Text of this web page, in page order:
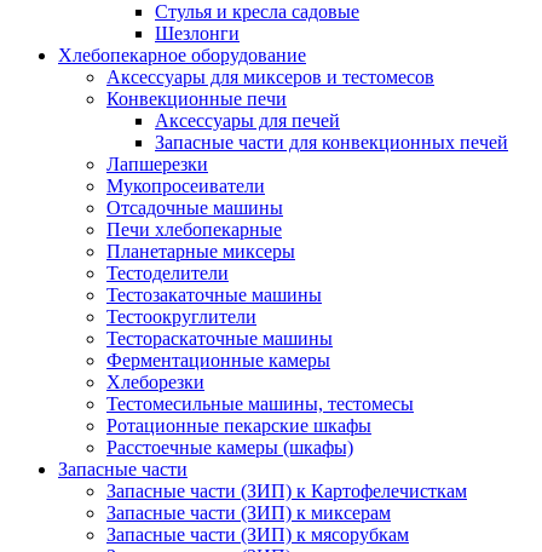
Стулья и кресла садовые
Шезлонги
Хлебопекарное оборудование
Аксессуары для миксеров и тестомесов
Конвекционные печи
Аксессуары для печей
Запасные части для конвекционных печей
Лапшерезки
Мукопросеиватели
Отсадочные машины
Печи хлебопекарные
Планетарные миксеры
Тестоделители
Тестозакаточные машины
Тестоокруглители
Тестораскаточные машины
Ферментационные камеры
Хлеборезки
Тестомесильные машины, тестомесы
Ротационные пекарские шкафы
Расстоечные камеры (шкафы)
Запасные части
Запасные части (ЗИП) к Картофелечисткам
Запасные части (ЗИП) к миксерам
Запасные части (ЗИП) к мясорубкам